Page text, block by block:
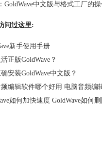
GoldWave中文版与格式工厂的
问过这里:
新手使用手册
正版GoldWave？
安装GoldWave中文版？
编辑软件哪个好用 电脑音频编
如何加快速度 GoldWave如何